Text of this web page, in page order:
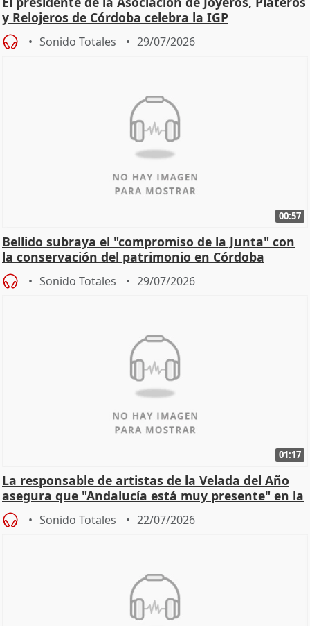
y Relojeros de Córdoba celebra la IGP
Sonido Totales 29/07/2026
00:57
Bellido subraya el "compromiso de la Junta" con
la conservación del patrimonio en Córdoba
Sonido Totales 29/07/2026
01:17
La responsable de artistas de la Velada del Año
asegura que "Andalucía está muy presente" en la
cita
Sonido Totales 22/07/2026